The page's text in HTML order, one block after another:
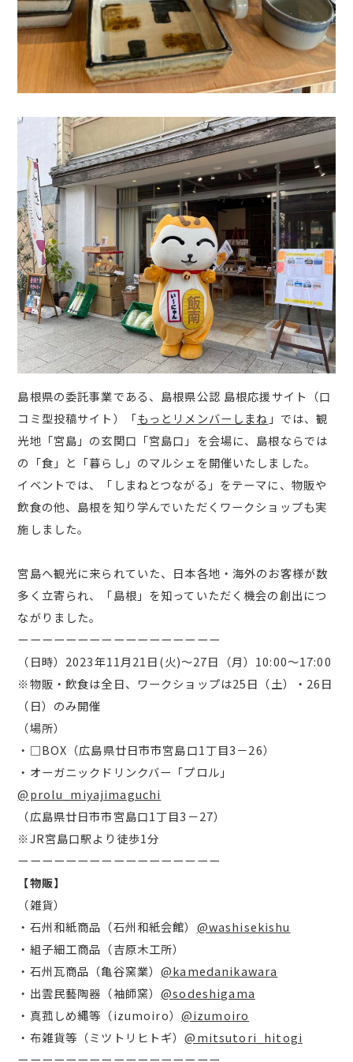
島根県の委託事業である、島根県公認 島根応援サイト（口
コミ型投稿サイト）「もっとリメンバーしまね 」では、観
光地「宮島」の玄関口「宮島口」を会場に、島根ならでは
の「食」と「暮らし」のマルシェを開催いたしました。
イベントでは、「しまねとつながる」をテーマに、物販や
飲食の他、島根を知り学んでいただくワークショップも実
施しました。
宮島へ観光に来られていた、日本各地・海外のお客様が数
多く立寄られ、「島根」を知っていただく機会の創出につ
ながりました。
ーーーーーーーーーーーーーーーーー
（日時）2023年11月21日(火)～27日（月）10:00～17:00
※物販・飲食は全日、ワークショップは25日（土）・26日
（日）のみ開催
（場所）
・□BOX（広島県廿日市市宮島口1丁目3－26）
・オーガニックドリンクバー「プロル」
@prolu_miyajimaguchi
（広島県廿日市市宮島口1丁目3－27）
※JR宮島口駅より徒歩1分
ーーーーーーーーーーーーーーーーー
【物販】
（雑貨）
・石州和紙商品（石州和紙会館） @washisekishu
・組子細工商品（吉原木工所）
・石州瓦商品（亀谷窯業）@kamedanikawara
・出雲民藝陶器（袖師窯）@sodeshigama
・真菰しめ縄等（izumoiro） @izumoiro
・布雑貨等（ミツトリヒトギ）@mitsutori_hitogi